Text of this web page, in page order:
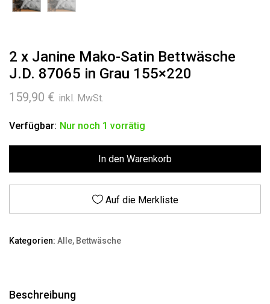
2 x Janine Mako-Satin Bettwäsche
J.D. 87065 in Grau 155×220
159,90 € inkl. MwSt.
Verfügbar: Nur noch 1 vorrätig
In den Warenkorb
Auf die Merkliste
Kategorien: Alle, Bettwäsche
Beschreibung